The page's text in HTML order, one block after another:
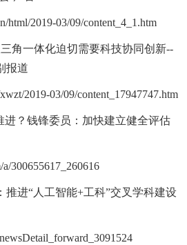
html/2019-03/09/content_4_1.htm
角一体化迫切需要科技协同创新--
报道
2019-03/09/content_17947747.htm
进？钱锋委员：加快建立健全评估
300655617_260616
推进“人工智能+工科”交叉学科建设